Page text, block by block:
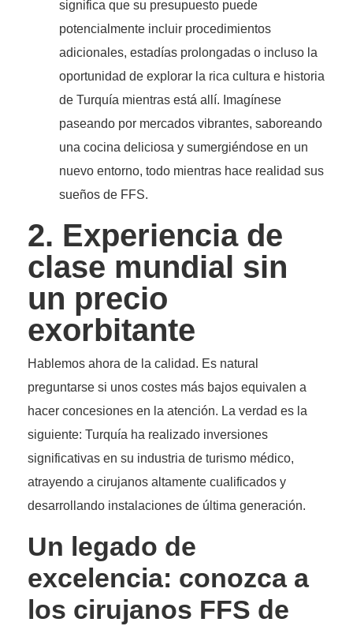
significa que su presupuesto puede
potencialmente incluir procedimientos
adicionales, estadías prolongadas o incluso la
oportunidad de explorar la rica cultura e historia
de Turquía mientras está allí. Imagínese
paseando por mercados vibrantes, saboreando
una cocina deliciosa y sumergiéndose en un
nuevo entorno, todo mientras hace realidad sus
sueños de FFS.
2. Experiencia de
clase mundial sin
un precio
exorbitante
Hablemos ahora de la calidad. Es natural
preguntarse si unos costes más bajos equivalen a
hacer concesiones en la atención. La verdad es la
siguiente: Turquía ha realizado inversiones
significativas en su industria de turismo médico,
atrayendo a cirujanos altamente cualificados y
desarrollando instalaciones de última generación.
Un legado de
excelencia: conozca a
los cirujanos FFS de